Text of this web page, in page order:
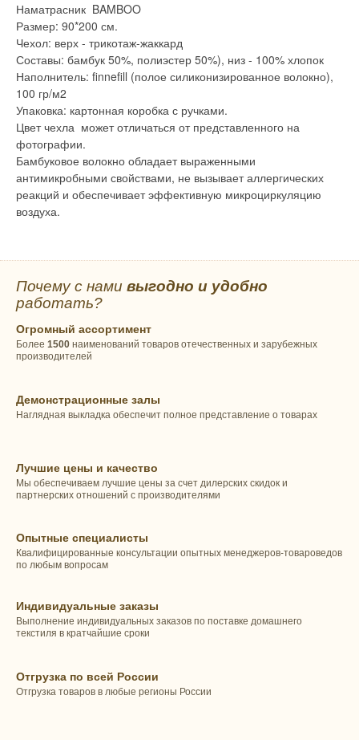
Наматрасник BAMBOO
Размер: 90*200 см.
Чехол: верх - трикотаж-жаккард
Составы: бамбук 50%, полиэстер 50%), низ - 100% хлопок
Наполнитель: finnefill (полое силиконизированное волокно),
100 гр/м2
Упаковка: картонная коробка с ручками.
Цвет чехла может отличаться от представленного на
фотографии.
Бамбуковое волокно обладает выраженными
антимикробными свойствами, не вызывает аллергических
реакций и обеспечивает эффективную микроциркуляцию
воздуха.
Почему с нами выгодно и удобно
работать?
Огромный ассортимент
Более 1500 наименований товаров отечественных и зарубежных
производителей
Демонстрационные залы
Наглядная выкладка обеспечит полное представление о товарах
Лучшие цены и качество
Мы обеспечиваем лучшие цены за счет дилерских скидок и
партнерских отношений с производителями
Опытные специалисты
Квалифицированные консультации опытных менеджеров-товароведов
по любым вопросам
Индивидуальные заказы
Выполнение индивидуальных заказов по поставке домашнего
текстиля в кратчайшие сроки
Отгрузка по всей России
Отгрузка товаров в любые регионы России